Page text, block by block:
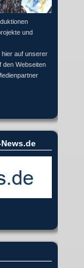
und
hier auf unserer
den Webseiten
News.de